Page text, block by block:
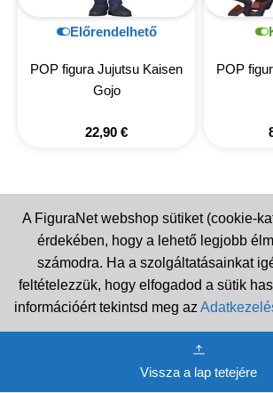
Előrendelhető
POP figura Jujutsu Kaisen
Gojo
22,90 €
POP
A FiguraNet webshop sütiket (cookie-
érdekében, hogy a lehető legjobb
számodra. Ha a szolgáltatásainkat
feltételezzük, hogy elfogadod a sütik
információért tekintsd meg az
Vissza a lap tetejére